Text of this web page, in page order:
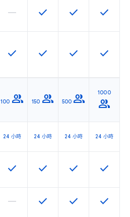
這個 SKU 不支援這項功能
horizontal_rule 這項功能適用於該 SKU
check 這項功能適用於
check 這項功
check
這項功能適用於該 SKU
check 這項功能適用於該 SKU
check 這項功能適用於
check 這項功
check
100 group 150 group 500 group 1000
group
24 小時 24 小時 24 小時 24 小時
這項功能適用於該 SKU
check 這項功能適用於該 SKU
check 這項功能適用於
check 這項功
check
這個 SKU 不支援這項功能
horizontal_rule 這項功能適用於該 SKU
check 這項功能適用於
check 這項功
check